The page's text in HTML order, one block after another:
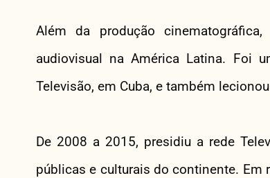
Além da produção
audiovisual na América Latina. Foi
Televisão, em Cuba, e também
De 2008 a 2015, presidiu a rede
públicas e culturais do continente. Em